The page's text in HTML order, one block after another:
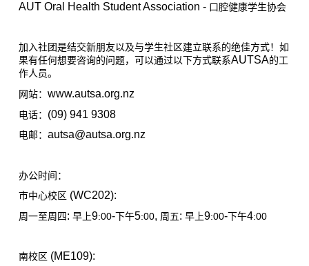
AUT Oral Health Student Association - 口腔健康学生协会
加入社团是结交新朋友以及与学生社区建立联系的绝佳方式！如
果有任何想要咨询的问题，可以通过以下方式联系AUTSA的工
作人员。
网站： www.autsa.org.nz
电话： (09) 941 9308
电邮： autsa@autsa.org.nz
办公时间：
市中心校区 (WC202):
周一至周四 : 早上9:00- 下午5:00, 周五: 早上9:00- 下午4:00
南校区 (ME109):